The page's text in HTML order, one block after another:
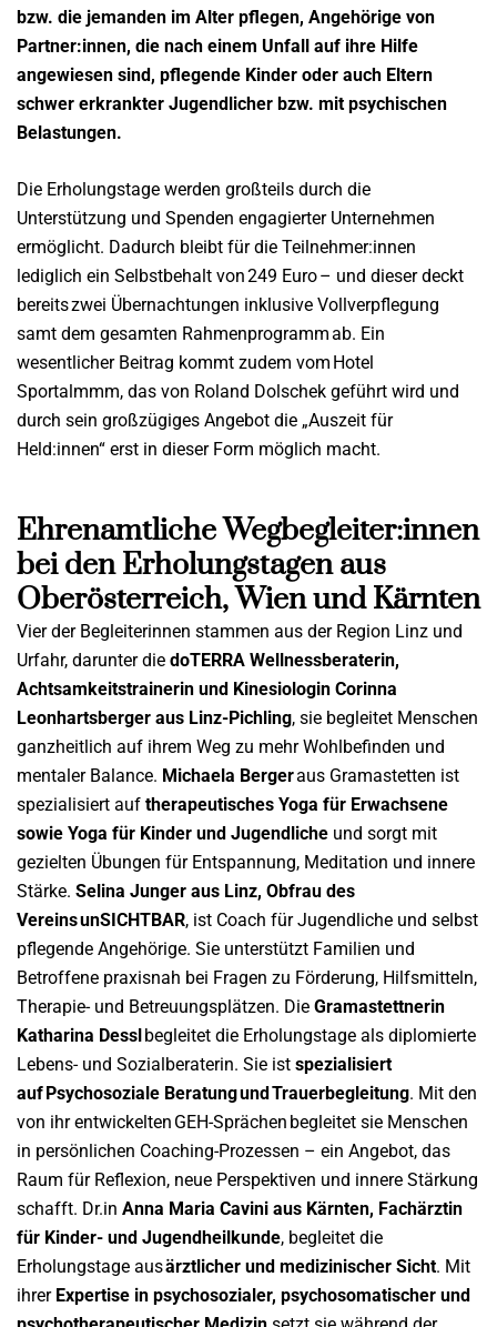
bzw. die jemanden im Alter pflegen, Angehörige von
Partner:innen, die nach einem Unfall auf ihre Hilfe
angewiesen sind, pflegende Kinder oder auch Eltern
schwer erkrankter Jugendlicher bzw. mit psychischen
Belastungen.
Die Erholungstage werden großteils durch die
Unterstützung und Spenden engagierter Unternehmen
ermöglicht. Dadurch bleibt für die Teilnehmer:innen
lediglich ein Selbstbehalt von 249 Euro – und dieser deckt
bereits zwei Übernachtungen inklusive Vollverpflegung
samt dem gesamten Rahmenprogramm ab. Ein
wesentlicher Beitrag kommt zudem vom Hotel
Sportalmmm, das von Roland Dolschek geführt wird und
durch sein großzügiges Angebot die „Auszeit für
Held:innen“ erst in dieser Form möglich macht.
Ehrenamtliche Wegbegleiter:innen
bei den Erholungstagen aus
Oberösterreich, Wien und Kärnten
Vier der Begleiterinnen stammen aus der Region Linz und
Urfahr, darunter die doTERRA Wellnessberaterin,
Achtsamkeitstrainerin und Kinesiologin Corinna
Leonhartsberger aus Linz-Pichling, sie begleitet Menschen
ganzheitlich auf ihrem Weg zu mehr Wohlbefinden und
mentaler Balance. Michaela Bergeraus Gramastetten ist
spezialisiert auf therapeutisches Yoga für Erwachsene
sowie Yoga für Kinder und Jugendliche und sorgt mit
gezielten Übungen für Entspannung, Meditation und innere
Stärke. Selina Junger aus Linz, Obfrau des
VereinsunSICHTBAR, ist Coach für Jugendliche und selbst
pflegende Angehörige. Sie unterstützt Familien und
Betroffene praxisnah bei Fragen zu Förderung, Hilfsmitteln,
Therapie- und Betreuungsplätzen. Die Gramastettnerin
Katharina Dessl begleitet die Erholungstage als diplomierte
Lebens- und Sozialberaterin. Sie ist spezialisiert
auf Psychosoziale Beratung und Trauerbegleitung. Mit den
von ihr entwickelten GEH-Sprächen begleitet sie Menschen
in persönlichen Coaching-Prozessen – ein Angebot, das
Raum für Reflexion, neue Perspektiven und innere Stärkung
schafft. Dr.in Anna Maria Cavini aus Kärnten, Fachärztin
für Kinder- und Jugendheilkunde, begleitet die
Erholungstage ausärztlicher und medizinischer Sicht. Mit
ihrer Expertise in psychosozialer, psychosomatischer und